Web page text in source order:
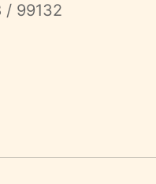
/ 99132